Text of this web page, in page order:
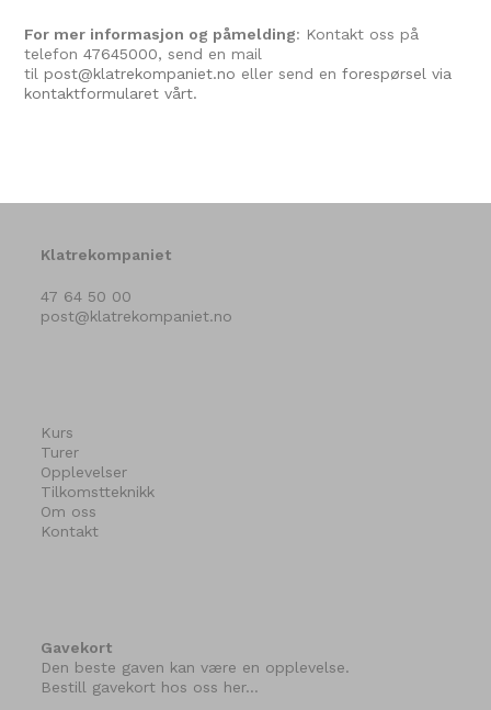
For mer informasjon og påmelding: Kontakt oss på
telefon47645000, send en mail
til post@klatrekompaniet.no eller send enforespørsel via
kontaktformularet vårt.
Klatrekompaniet
47 64 50 00
post@klatrekompaniet.no
Kurs
Turer
Opplevelser
Tilkomstteknikk
Om oss
Kontakt
Gavekort
Den beste gaven kan være en opplevelse.
Bestill gavekort hos oss her…